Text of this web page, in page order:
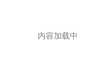
内容加载中